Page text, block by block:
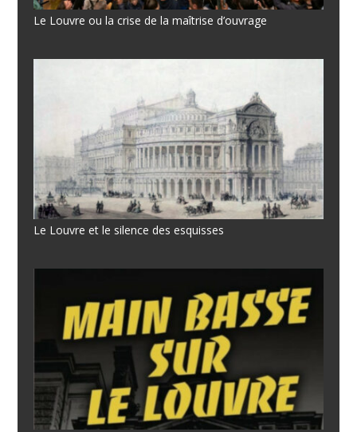
Le Louvre ou la crise de la maîtrise d’ouvrage
Le Louvre et le silence des esquisses